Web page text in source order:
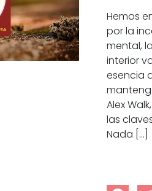
Hemos
por la
mental,
interior
esencia
Alex
las
Nada […]